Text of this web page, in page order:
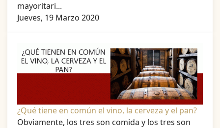
mayoritari...
Jueves, 19 Marzo 2020
¿Qué tiene en común el vino, la cerveza y el pan?
Obviamente, los tres son comida y los tres son